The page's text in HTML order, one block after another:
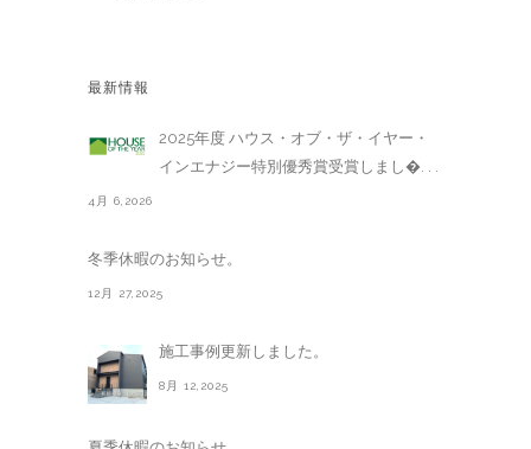
最新情報
2025年度 ハウス・オブ・ザ・イヤー・
インエナジー特別優秀賞受賞しまし�. . .
4月 6,2026
冬季休暇のお知らせ。
12月 27,2025
施工事例更新しました。
8月 12,2025